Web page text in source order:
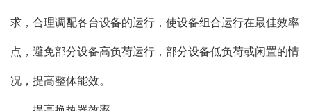
求，合理调配各台设备的运行，使设备组合运行在最佳效率
点，避免部分设备高负荷运行，部分设备低负荷或闲置的情
况，提高整体能效。